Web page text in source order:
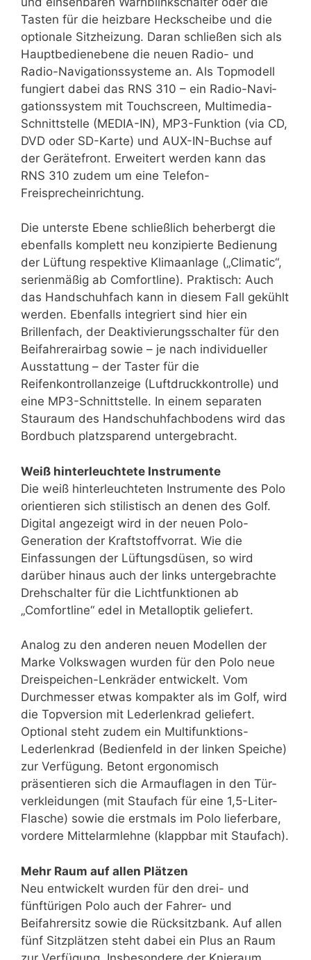
Tasten für die heizbare Heckscheibe und die
optionale Sitzheizung. Daran schließen sich als
Hauptbedienebene die neuen Radio- und
Radio-Navigationssysteme an. Als Topmodell
fungiert dabei das RNS 310 – ein Radio-Navi­
gationssystem mit Touchscreen, Multimedia-
Schnittstelle (MEDIA-IN), MP3-Funktion (via CD,
DVD oder SD-Karte) und AUX-IN-Buchse auf
der Gerätefront. Erweitert werden kann das
RNS 310 zudem um eine Telefon-
Freisprecheinrichtung.
Die unterste Ebene schließlich beherbergt die
ebenfalls komplett neu konzipierte Bedienung
der Lüftung respektive Klimaanlage („Clima­tic“,
serienmäßig ab Comfortline). Praktisch: Auch
das Handschuh­fach kann in diesem Fall gekühlt
werden. Ebenfalls integriert sind hier ein
Brillenfach, der Deaktivierungsschalter für den
Beifahrer­airbag sowie – je nach individueller
Ausstattung – der Taster für die
Reifenkontrollanzeige (Luftdruckkontrolle) und
eine MP3-Schnitt­stelle. In einem separaten
Stauraum des Handschuhfachbodens wird das
Bordbuch platzsparend untergebracht.
Weiß hinterleuchtete Instrumente
Die weiß hinterleuchteten Instrumente des Polo
orientieren sich stilistisch an denen des Golf.
Digital angezeigt wird in der neuen Polo-
Generation der Kraftstoffvorrat. Wie die
Einfassungen der Lüf­tungsdüsen, so wird
darüber hinaus auch der links untergebrachte
Drehschalter für die Lichtfunktionen ab
„Comfortline“ edel in Metalloptik geliefert.
Analog zu den anderen neuen Modellen der
Marke Volkswagen wurden für den Polo neue
Dreispeichen-Lenkräder entwickelt. Vom
Durchmesser etwas kompakter als im Golf, wird
die Topversion mit Lederlenkrad geliefert.
Optional steht zudem ein Multifunktions-
Lederlenkrad (Bedienfeld in der linken Speiche)
zur Verfügung. Betont ergonomisch
präsentieren sich die Armauflagen in den Tür­
verkleidungen (mit Staufach für eine 1,5-Liter-
Flasche) sowie die erstmals im Polo lieferbare,
vordere Mittelarmlehne (klappbar mit Staufach).
Mehr Raum auf allen Plätzen
Neu entwickelt wurden für den drei- und
fünftürigen Polo auch der Fahrer- und
Beifahrersitz sowie die Rücksitzbank. Auf allen
fünf Sitzplätzen steht dabei ein Plus an Raum